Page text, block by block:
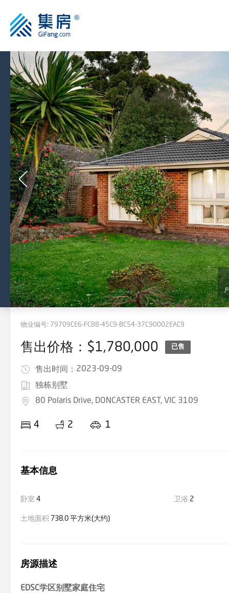
物业编号: 79709CE6-FC88-45C9-BC54-37C90002EAC9
售出价格：$1,780,000 已售
售出时间： 2023-09-09
独栋别墅
80 Polaris Drive, DONCASTER EAST, VIC 3109
4 2 1
基本信息
卧室 4 卫浴 2
土地面积 738.0 平方米(大约)
房源描述
EDSC学区别墅家庭住宅